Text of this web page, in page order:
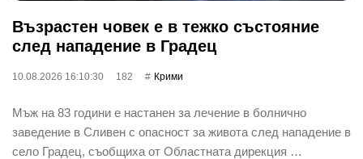
Възрастен човек е в тежко състояние
след нападение в Градец
10.08.2026 16:10:30 182 Крими
Мъж на 83 години е настанен за лечение в болнично
заведение в Сливен с опасност за живота след нападение в
село Градец, съобщиха от Областната дирекция …